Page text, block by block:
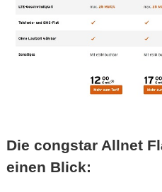
Die congstar Allnet
einen Blick: